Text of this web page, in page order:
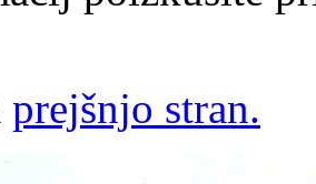
prejšnjo stran.